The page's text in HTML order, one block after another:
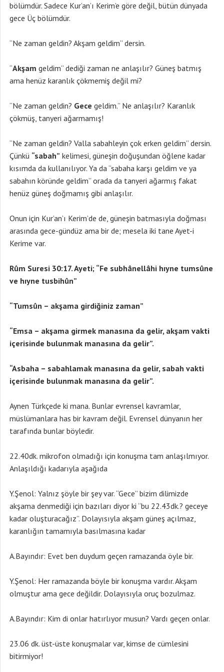
bölümdür. Sadece Kur’an’ı Kerim’e göre değil, bütün dünyada
gece Üç bölümdür.
“Ne zaman geldin? Akşam geldim” dersin.
“Akşam geldim” dediği zaman ne anlaşılır? Güneş batmış
ama henüz karanlık çökmemiş değil mi?
“Ne zaman geldin? Gece geldim.” Ne anlaşılır? Karanlık
çökmüş, tanyeri ağarmamış!
“Ne zaman geldin? Valla sabahleyin çok erken geldim” dersin.
Çünkü “sabah” kelimesi, güneşin doğuşundan öğlene kadar
kısımda da kullanılıyor. Ya da “sabaha karşı geldim ve ya
sabahın köründe geldim” orada da tanyeri ağarmış fakat
henüz güneş doğmamış gibi anlaşılır.
Onun için Kur’an’ı Kerim’de de, güneşin batmasıyla doğması
arasında gece-gündüz ama bir de; mesela iki tane Ayet-i
Kerime var.
Rûm Suresi 30:17. Ayeti; “Fe subhânellâhi hıyne tumsûne
ve hıyne tusbihûn”
“Tumsûn – akşama girdiğiniz zaman”
“Emsa – akşama girmek manasına da gelir, akşam vakti
içerisinde bulunmak manasına da gelir”.
“Asbaha – sabahlamak manasına da gelir, sabah vakti
içerisinde bulunmak manasına da gelir”.
Aynen Türkçede ki mana. Bunlar evrensel kavramlar,
müslümanlara has bir kavram değil. Evrensel dünyanın her
tarafında bunlar böyledir.
22.40dk. mikrofon olmadığı için konuşma tam anlaşılmıyor.
Anlaşıldığı kadarıyla aşağıda
Y.Şenol: Yalnız şöyle bir şey var. “Gece” bizim dilimizde
akşama denmediği için bazıları diyor ki “bu 22.43dk.? geceye
kadar oluşturacağız”. Dolayısıyla akşam güneş açılmaz,
karanlığın tamamıyla basılmasına kadar
A.Bayındır: Evet ben duydum geçen ramazanda öyle bir.
Y.Şenol: Her ramazanda böyle bir konuşma vardır. Akşam
olmuştur ama gece değildir. Dolayısıyla oruç bozulmaz.
A.Bayındır: Kim di onlar hatırlıyor musun? Vardı geçen onlar.
23.06 dk. üst-üste konuşmalar var, kimse de cümlesini
bitirmiyor!